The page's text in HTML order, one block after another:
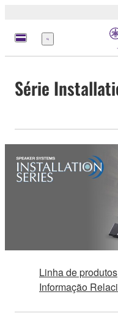
Menu
Série
Linha de produtos
Informação